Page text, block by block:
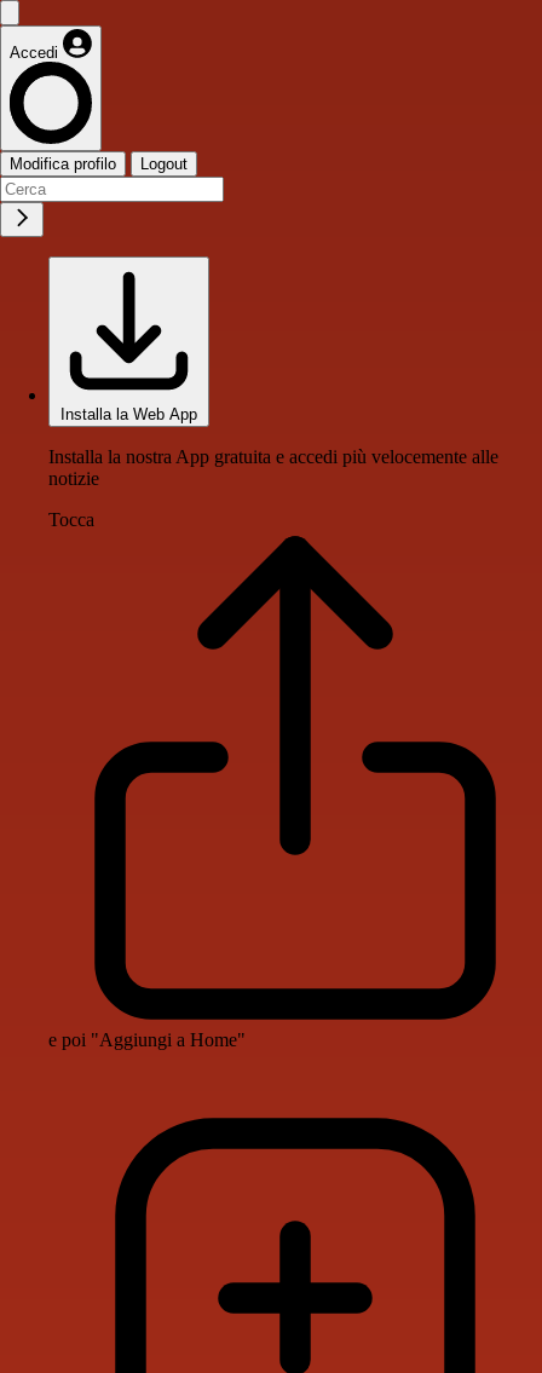
Accedi
Modifica profilo Logout
Installa la Web App
Installa la nostra App gratuita e accedi più velocemente alle
notizie
Tocca
e poi "Aggiungi a Home"